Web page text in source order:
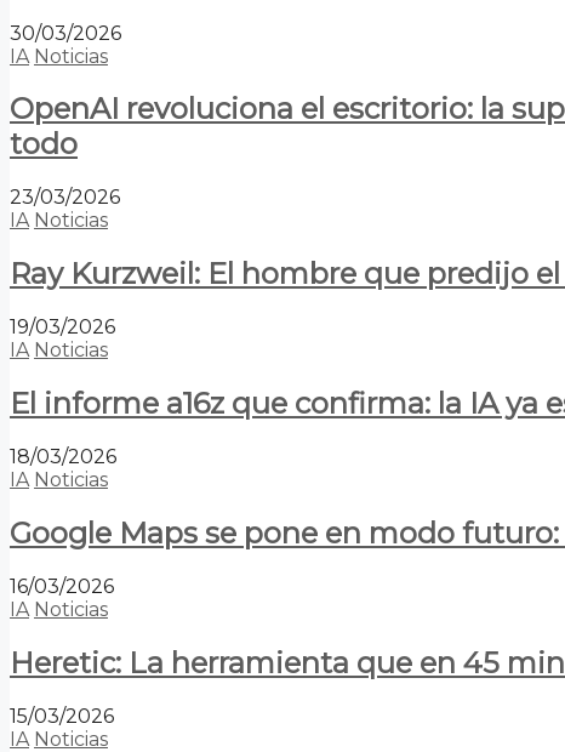
30/03/2026
IA Noticias
OpenAI revoluciona el escritorio: la
todo
23/03/2026
IA Noticias
Ray Kurzweil: El hombre que predijo
19/03/2026
IA Noticias
El informe a16z que confirma: la IA ya
18/03/2026
IA Noticias
Google Maps se pone en modo
16/03/2026
IA Noticias
Heretic: La herramienta que en 45
15/03/2026
IA Noticias